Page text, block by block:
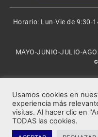
Horario: Lun-Vie de 9:30-
MAYO-JUNIO-JULIO-
Rocafort Modelismo |
Usamos cookies en
experiencia más
visitas. Al hacer clic en
TODAS las cookies.